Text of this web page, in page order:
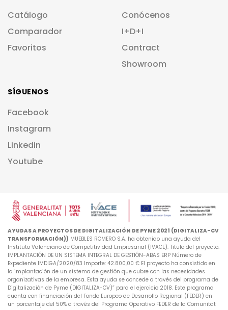
Catálogo
Comparador
Favoritos
Conócenos
I+D+I
Contract
Showroom
SÍGUENOS
Facebook
Instagram
Linkedin
Youtube
AYUDAS A PROYECTOS DE DIGITALIZACIÓN DE PYME 2021 (DIGITALIZA-CV
TRANSFORMACIÓN)) MUEBLES ROMERO S.A. ha obtenido una ayuda del
Instituto Valenciano de Competitividad Empresarial (IVACE). Titulo del proyecto:
IMPLANTACIÓN DE UN SISTEMA INTEGRAL DE GESTIÓN-ABAS ERP Número de
Expediente IMDIGA/2020/83 Importe: 42.800,00 € El proyecto ha consistido en
la implantación de un sistema de gestión que cubre con las necesidades
organizativas de la empresa. Esta ayuda se concede a través del programa de
Digitalización de Pyme (DIGITALIZA-CV)” para el ejercicio 2018. Este programa
cuenta con financiación del Fondo Europeo de Desarrollo Regional (FEDER) en
un porcentaje del 50% a través del Programa Operativo FEDER de la Comunitat